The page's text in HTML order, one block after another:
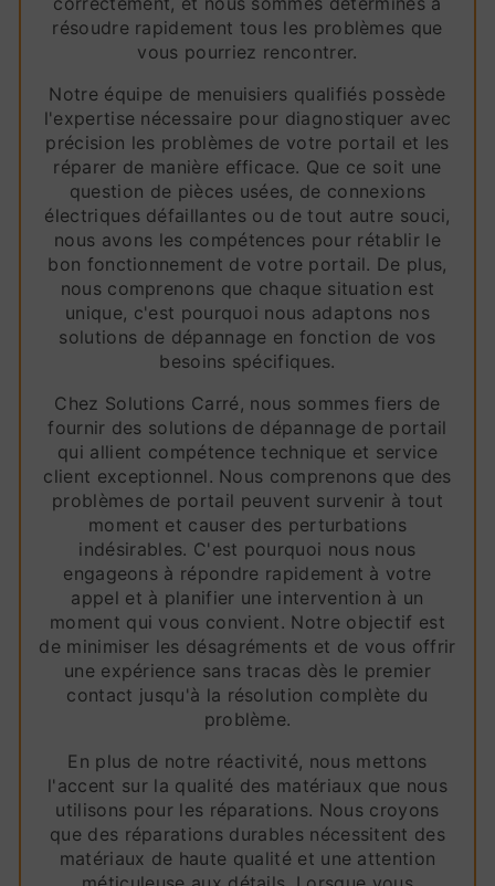
résoudre rapidement tous les problèmes que
vous pourriez rencontrer.
Notre équipe de menuisiers qualifiés possède
l'expertise nécessaire pour diagnostiquer avec
précision les problèmes de votre portail et les
réparer de manière efficace. Que ce soit une
question de pièces usées, de connexions
électriques défaillantes ou de tout autre souci,
nous avons les compétences pour rétablir le
bon fonctionnement de votre portail. De plus,
nous comprenons que chaque situation est
unique, c'est pourquoi nous adaptons nos
solutions de dépannage en fonction de vos
besoins spécifiques.
Chez Solutions Carré, nous sommes fiers de
fournir des solutions de dépannage de portail
qui allient compétence technique et service
client exceptionnel. Nous comprenons que des
problèmes de portail peuvent survenir à tout
moment et causer des perturbations
indésirables. C'est pourquoi nous nous
engageons à répondre rapidement à votre
appel et à planifier une intervention à un
moment qui vous convient. Notre objectif est
de minimiser les désagréments et de vous offrir
une expérience sans tracas dès le premier
contact jusqu'à la résolution complète du
problème.
En plus de notre réactivité, nous mettons
l'accent sur la qualité des matériaux que nous
utilisons pour les réparations. Nous croyons
que des réparations durables nécessitent des
matériaux de haute qualité et une attention